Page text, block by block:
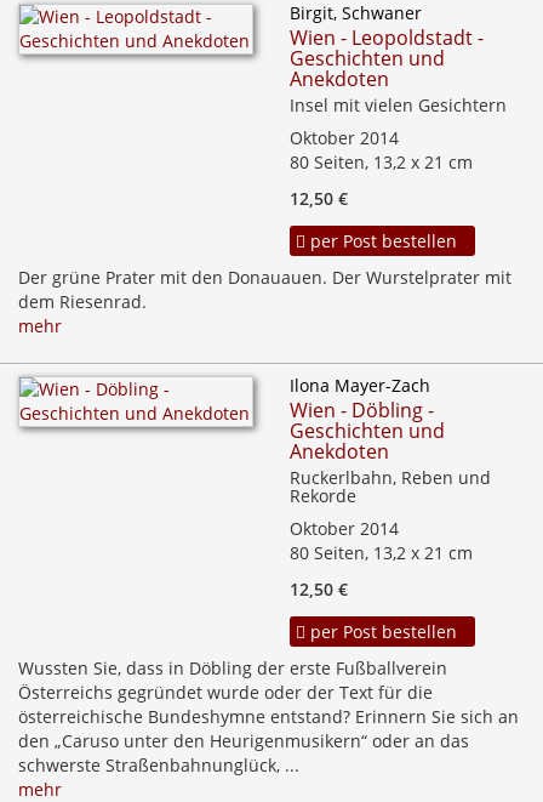
Birgit, Schwaner
Wien - Leopoldstadt -
Geschichten und
Anekdoten
Insel mit vielen Gesichtern
Oktober 2014
80 Seiten, 13,2 x 21 cm
12,50 €
per Post bestellen
Der grüne Prater mit den Donauauen. Der Wurstelprater mit
dem Riesenrad.
mehr
Ilona Mayer-Zach
Wien - Döbling -
Geschichten und
Anekdoten
Ruckerlbahn, Reben und
Rekorde
Oktober 2014
80 Seiten, 13,2 x 21 cm
12,50 €
per Post bestellen
Wussten Sie, dass in Döbling der erste Fußballverein
Österreichs gegründet wurde oder der Text für die
österreichische Bundeshymne entstand? Erinnern Sie sich an
den „Caruso unter den Heurigenmusikern“ oder an das
schwerste Straßenbahnunglück, ...
mehr